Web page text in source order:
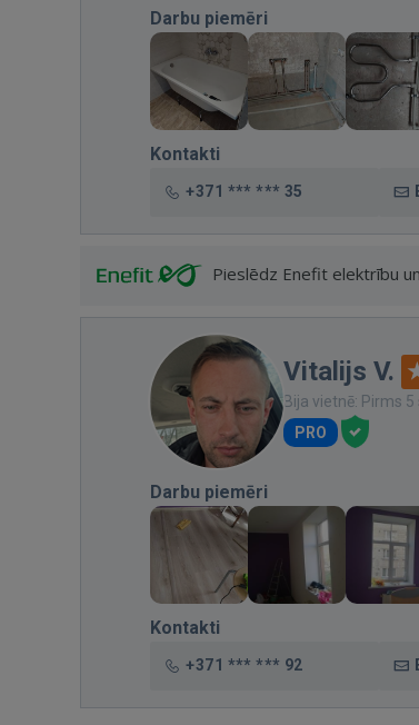
Darbu piemēri
Kontakti
+371 *** *** 35
Pieslēdz Enefit elektrību
Vitalijs V.
Bija vietnē: Pirms 5
PRO
Darbu piemēri
Kontakti
+371 *** *** 92